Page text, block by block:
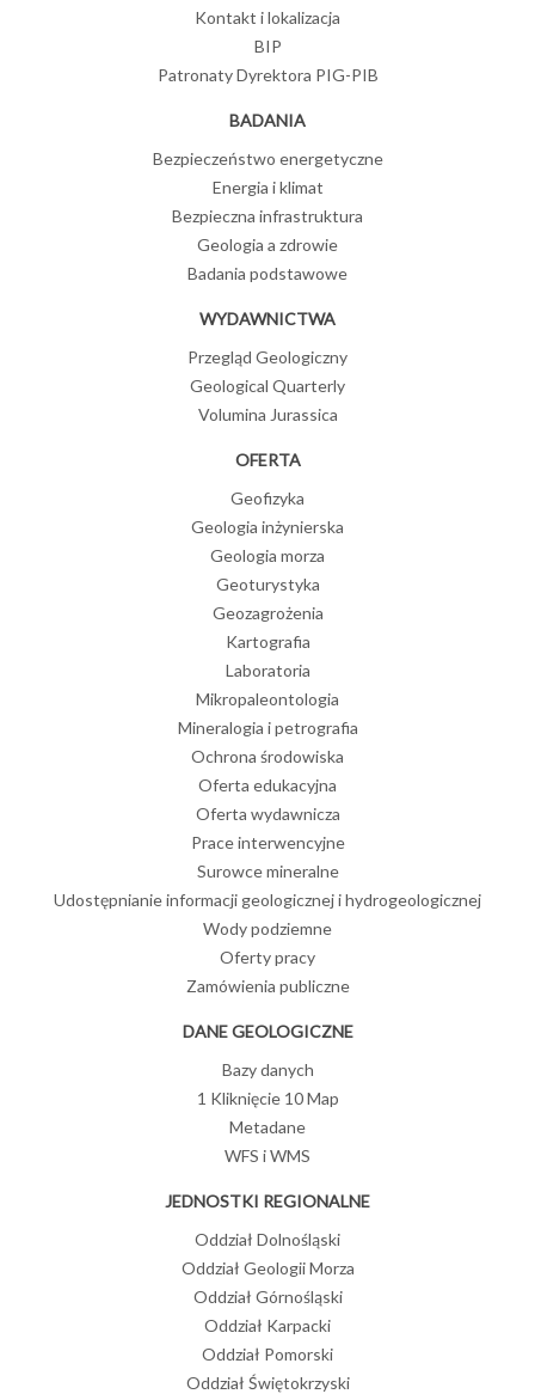
Kontakt i lokalizacja
BIP
Patronaty Dyrektora PIG-PIB
BADANIA
Bezpieczeństwo energetyczne
Energia i klimat
Bezpieczna infrastruktura
Geologia a zdrowie
Badania podstawowe
WYDAWNICTWA
Przegląd Geologiczny
Geological Quarterly
Volumina Jurassica
OFERTA
Geofizyka
Geologia inżynierska
Geologia morza
Geoturystyka
Geozagrożenia
Kartografia
Laboratoria
Mikropaleontologia
Mineralogia i petrografia
Ochrona środowiska
Oferta edukacyjna
Oferta wydawnicza
Prace interwencyjne
Surowce mineralne
Udostępnianie informacji geologicznej i hydrogeologicznej
Wody podziemne
Oferty pracy
Zamówienia publiczne
DANE GEOLOGICZNE
Bazy danych
1 Kliknięcie 10 Map
Metadane
WFS i WMS
JEDNOSTKI REGIONALNE
Oddział Dolnośląski
Oddział Geologii Morza
Oddział Górnośląski
Oddział Karpacki
Oddział Pomorski
Oddział Świętokrzyski